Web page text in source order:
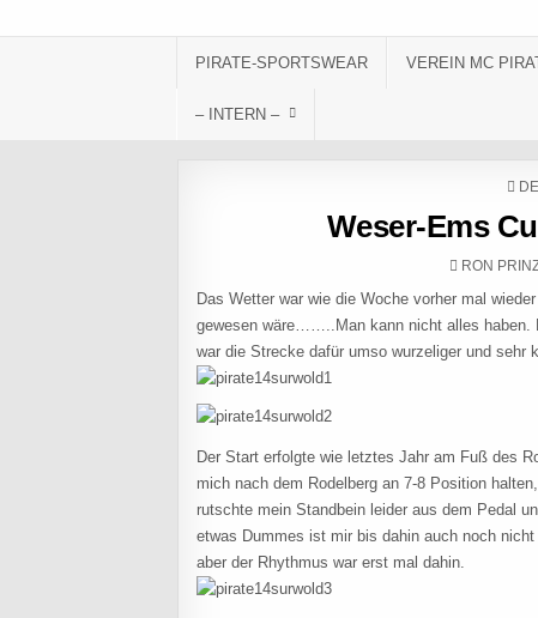
PIRATE-SPORTSWEAR VEREIN MC
– INTERN –
Weser-Ems
AUTHOR:
RON
Das Wetter war wie die Woche vorher mal
gewesen wäre……..Man kann nicht alles haben.
war die Strecke dafür umso wurzeliger und sehr
Der Start erfolgte wie letztes Jahr am Fuß des
mich nach dem Rodelberg an 7-8 Position
rutschte mein Standbein leider aus dem Pedal
etwas Dummes ist mir bis dahin auch noch
aber der Rhythmus war erst mal dahin.